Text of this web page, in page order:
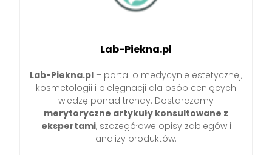
Lab-Piekna.pl
Lab-Piekna.pl – portal o medycynie estetycznej,
kosmetologii i pielęgnacji dla osób ceniących
wiedzę ponad trendy. Dostarczamy
merytoryczne artykuły konsultowane z
ekspertami, szczegółowe opisy zabiegów i
analizy produktów.